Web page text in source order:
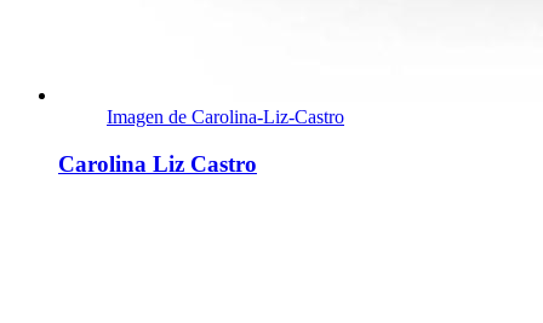
Imagen de Carolina-Liz-Castro
Carolina Liz Castro